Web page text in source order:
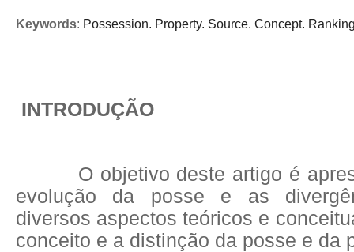
Keywords: Possession. Property. Source. Concept.
INTRODUÇÃO
O objetivo deste artigo é
evolução da posse e as
diversos aspectos teóricos e
conceito e a distinção da posse e da